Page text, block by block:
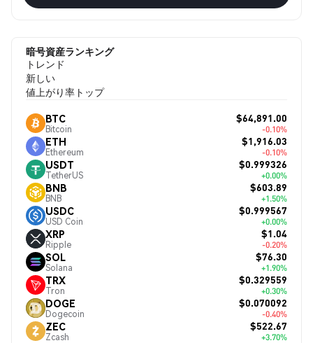
暗号資産ランキング
トレンド
新しい
値上がり率トップ
BTC
Bitcoin
$64,891.00
-0.10%
ETH
Ethereum
$1,916.03
-0.10%
USDT
TetherUS
$0.999326
+0.00%
BNB
BNB
$603.89
+1.50%
USDC
USD Coin
$0.999567
+0.00%
XRP
Ripple
$1.04
-0.20%
SOL
Solana
$76.30
+1.90%
TRX
Tron
$0.329559
+0.30%
DOGE
Dogecoin
$0.070092
-0.40%
ZEC
Zcash
$522.67
+3.70%